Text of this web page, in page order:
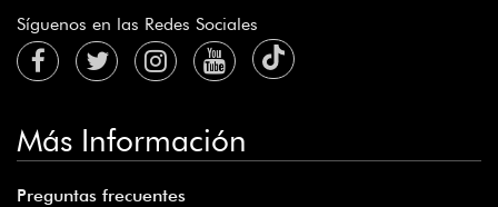
Síguenos en las Redes Sociales
Más Información
Preguntas frecuentes